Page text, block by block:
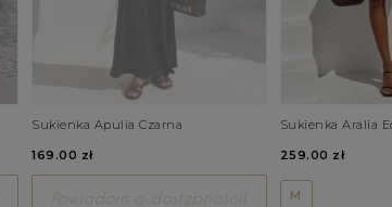
Sukienka Apulia Czarna
169.00 zł
Powiadom o dostępności!
Sukienka Aralia
259.00 zł
M